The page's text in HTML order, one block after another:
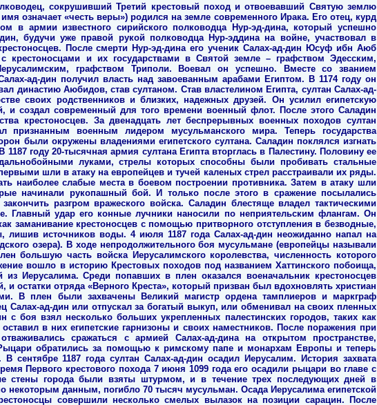
сокрушивший Третий крестовый поход и отвоевавший Святую землю
означает «честь веры») родился на земле современного Ирака. Его отец, курд
в армии известного сирийского полководца Нур-эд-дина, который успешно
будучи уже правой рукой полководца Нур-эддина на войне, участвовал в
После смерти Нур-эд-дина его ученик Салах-ад-дин Юсуф ибн Аюб
крестоносцами и их государствами в Святой земле – графством Эдесским,
графством Триполи. Воевал он успешно. Вместе со званием
ад-дин получил власть над завоеванным арабами Египтом. В 1174 году он
династию Аюбидов, став султаном. Став властелином Египта, султан Салах-ад-
своих родственников и близких, надежных друзей. Он усилил египетскую
и создал современный для того времени военный флот. После этого Саладин
крестоносцев. За двенадцать лет беспрерывных военных походов султан
военным лидером мусульманского мира. Теперь государства
были окружены владениями египетского султана. Саладин поклялся изгнать
году 20-тысячная армия султана Египта вторглась в Палестину. Половину ее
луками, стрелы которых способны были пробивать стальные
шли в атаку на европейцев и тучей каленых стрел расстраивали их ряды.
наиболее слабые места в боевом построении противника. Затем в атаку шли
начинали рукопашный бой. И только после этого в сражение посылались
разгром вражеского войска. Саладин блестяще владел тактическими
Главный удар его конные лучники наносили по неприятельским флангам. Он
заманивание крестоносцев с помощью притворного отступления в безводные,
источников воды. 4 июля 1187 года Салах-ад-дин неожиданно напал на
озера). В ходе непродолжительного боя мусульмане (европейцы называли
большую часть войска Иерусалимского королевства, численность которого
вошло в историю Крестовых походов под названием Хаттинского побоища,
из Иерусалима. Среди попавших в плен оказался военачальник крестоносцев
остатки отряда «Верного Креста», который призван был вдохновлять христиан
В плен были захвачены Великий магистр ордена тамплиеров и маркграф
ад-дин или отпускал за богатый выкуп, или обменивал на своих пленных
боя взял несколько больших укрепленных палестинских городов, таких как
в них египетские гарнизоны и своих наместников. После поражения при
сражаться с армией Салах-ад-дина на открытом пространстве,
обратились за помощью к римскому папе и монархам Европы и теперь
сентябре 1187 года султан Салах-ад-дин осадил Иерусалим. История захвата
Первого крестового похода 7 июня 1099 года его осадили рыцари во главе с
стены города были взяты штурмом, и в течение трех последующих дней в
некоторым данным, погибло 70 тысяч мусульман. Осада Иерусалима египетской
совершили несколько смелых вылазок на позиции сарацин. После